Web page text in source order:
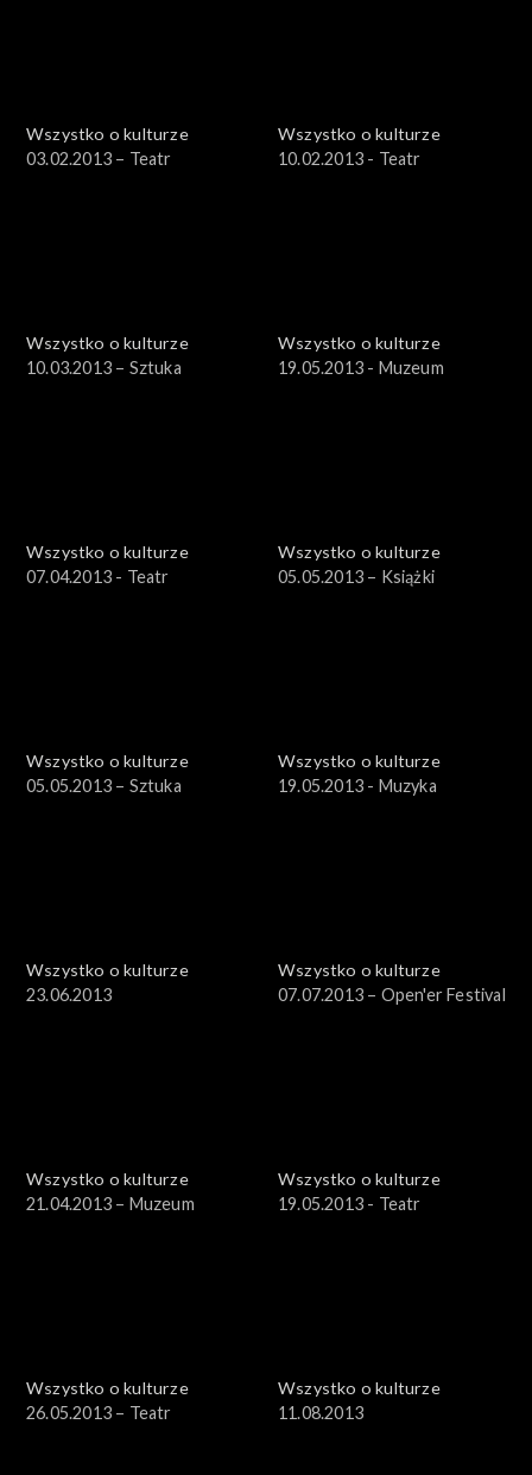
Wszystko o kulturze
03.02.2013 – Teatr
Wszystko o kulturze
10.02.2013 - Teatr
Wszystko o kulturze
10.03.2013 – Sztuka
Wszystko o kulturze
19.05.2013 - Muzeum
Wszystko o kulturze
07.04.2013 - Teatr
Wszystko o kulturze
05.05.2013 – Książki
Wszystko o kulturze
05.05.2013 – Sztuka
Wszystko o kulturze
19.05.2013 - Muzyka
Wszystko o kulturze
23.06.2013
Wszystko o kulturze
07.07.2013 – Open'er Festival
Wszystko o kulturze
21.04.2013 – Muzeum
Wszystko o kulturze
19.05.2013 - Teatr
Wszystko o kulturze
26.05.2013 – Teatr
Wszystko o kulturze
11.08.2013